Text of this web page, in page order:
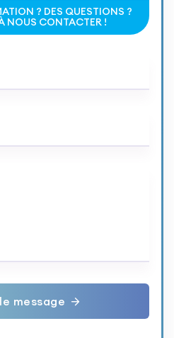
? DES QUESTIONS ?
NOUS CONTACTER !
message